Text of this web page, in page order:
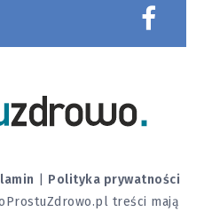
Polityka prywatności
treści mają